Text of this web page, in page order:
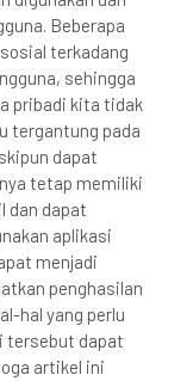
Beberapa
terkadang
sehingga
pribadi kita tidak
tergantung pada
dapat
tetap memiliki
dan dapat
aplikasi
menjadi
penghasilan
hal yang perlu
tersebut dapat
artikel ini